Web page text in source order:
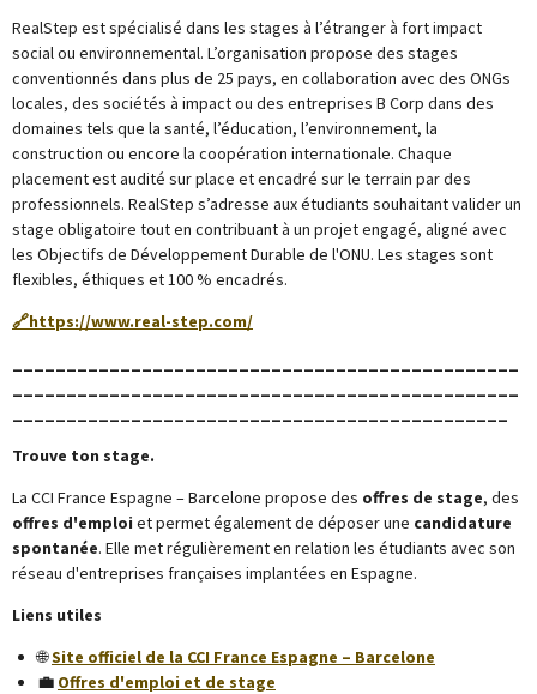
RealStep est spécialisé dans les stages à l’étranger à fort impact
social ou environnemental. L’organisation propose des stages
conventionnés dans plus de 25 pays, en collaboration avec des ONGs
locales, des sociétés à impact ou des entreprises B Corp dans des
domaines tels que la santé, l’éducation, l’environnement, la
construction ou encore la coopération internationale. Chaque
placement est audité sur place et encadré sur le terrain par des
professionnels. RealStep s’adresse aux étudiants souhaitant valider un
stage obligatoire tout en contribuant à un projet engagé, aligné avec
les Objectifs de Développement Durable de l'ONU. Les stages sont
flexibles, éthiques et 100 % encadrés.
🔗https://www.real-step.com/
Trouve ton stage.
La CCI France Espagne – Barcelone propose des offres de stage, des
offres d'emploi et permet également de déposer une candidature
spontanée. Elle met régulièrement en relation les étudiants avec son
réseau d'entreprises françaises implantées en Espagne.
Liens utiles
🌐Site officiel de la CCI France Espagne – Barcelone
💼 Offres d'emploi et de stage